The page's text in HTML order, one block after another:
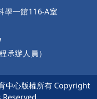
學一館116-A室
承辦人員）
中心版權所有 Copyright